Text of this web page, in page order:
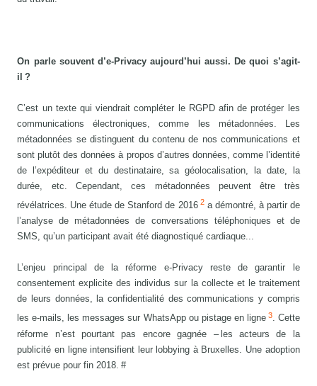
On parle souvent d’e-Privacy aujourd’hui aussi. De quoi s’agit-
il ?
C’est un texte qui viendrait compléter le RGPD afin de protéger les
communications électroniques, comme les métadonnées. Les
métadonnées se distinguent du contenu de nos communications et
sont plutôt des données à propos d’autres données, comme l’identité
de l’expéditeur et du destinataire, sa géolocalisation, la date, la
durée, etc. Cependant, ces métadonnées peuvent être très
révélatrices. Une étude de Stanford de 2016 2a démontré, à partir de
l’analyse de métadonnées de conversations téléphoniques et de
SMS, qu’un participant avait été diagnostiqué cardiaque...
L’enjeu principal de la réforme e-Privacy reste de garantir le
consentement explicite des individus sur la collecte et le traitement
de leurs données, la confidentialité des communications y compris
les e-mails, les messages sur WhatsApp ou pistage en ligne 3. Cette
réforme n’est pourtant pas encore gagnée – les acteurs de la
publicité en ligne intensifient leur lobbying à Bruxelles. Une adoption
est prévue pour fin 2018. #